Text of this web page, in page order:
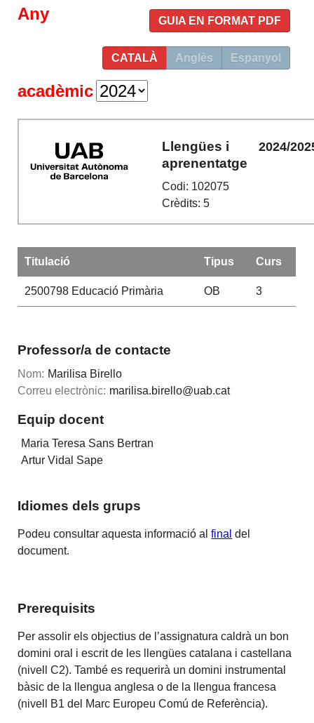
GUIA EN FORMAT PDF
CATALÀ Anglès Espanyol
Any
acadèmic
Llengües i
aprenentatge
Codi: 102075
Crèdits: 5
2024/
Titulació Tipus Curs
2500798Educació Primària OB 3
Professor/a de contacte
Nom: Marilisa Birello
Correu electrònic: marilisa.birello@uab.cat
Equip docent
Maria Teresa Sans Bertran
Artur Vidal Sape
Idiomes dels grups
Podeu consultar aquesta informació alfinal del
document.
Prerequisits
Per assolir els objectius de l’assignatura caldrà un bon
domini oral i escrit de les llengües catalana i castellana
(nivell C2). També es requerirà un domini instrumental
bàsic de la llengua anglesa o de la llengua francesa
(nivell B1 del Marc Europeu Comú de Referència).